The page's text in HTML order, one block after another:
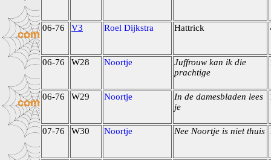
06-76 V3 Roel Dijkstra Hattrick
06-76 W28 Noortje
Juffrouw kan ik die
prachtige
06-76 W29 Noortje
In de damesbladen lees
je
07-76 W30 Noortje Nee Noortje is niet thuis